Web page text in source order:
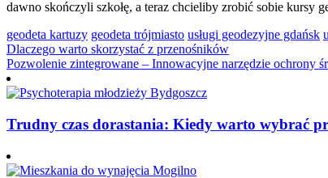
dawno skończyli szkołę, a teraz chcieliby zrobić sobie kursy
geodeta kartuzy geodeta trójmiasto usługi geodezyjne gdańsk
Nawigacja
wpisu
Dlaczego warto skorzystać z przenośników
Pozwolenie zintegrowane – Innowacyjne narzędzie ochrony
Trudny czas dorastania: Kiedy warto wybrać